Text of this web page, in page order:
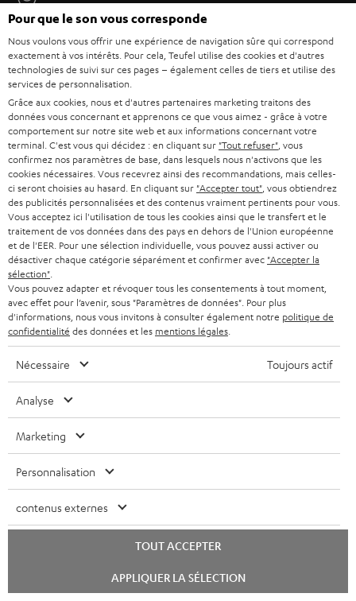
Découvrez nos produits de près et venez au magasin pour
des conseils personnalisés.
JUSQU'À -
45 €
I
n
s
c
r
i
v
e
z
-
v
o
u
s
Choisissez votre bon d'achat !
Inscrivez-vous à la newsletter et recevez jusqu'à
45 € de remise.
EMAIL
WIDGET
Catégories
HOME CINEMA
SYSTEMES COMPLETS HOME CINEMA
Société
ALLEMAGNE
chat
Pour que le son vous corresponde
Nous voulons vous offrir une expérience de navigation sûre qui correspond
exactement à vos intérêts. Pour cela, Teufel utilise des cookies et d'autres
technologies de suivi sur ces pages – également celles de tiers et utilise des
services de personnalisation.
Grâce aux cookies, nous et d'autres partenaires marketing traitons des
données vous concernant et apprenons ce que vous aimez - grâce à votre
comportement sur notre site web et aux informations concernant votre
terminal. C'est vous qui décidez : en cliquant sur "Tout refuser" , vous
confirmez nos paramètres de base, dans lesquels nous n'activons que les
cookies nécessaires. Vous recevrez ainsi des recommandations, mais celles-
ci seront choisies au hasard. En cliquant sur "Accepter tout" , vous obtiendrez
des publicités personnalisées et des contenus vraiment pertinents pour vous.
Vous acceptez ici l'utilisation de tous les cookies ainsi que le transfert et le
traitement de vos données dans des pays en dehors de l'Union européenne
et de l'EER. Pour une sélection individuelle, vous pouvez aussi activer ou
désactiver chaque catégorie séparément et confirmer avec "Accepter la
sélection"
Vous pouvez adapter et révoquer tous les consentements à tout moment,
avec effet pour l’avenir, sous "Paramètres de données". Pour plus
d'informations, nous vous invitons à consulter également notre politique de
confidentialité des données et les mentions légales
Nécessaire Toujours actif
Analyse
Marketing
Personnalisation
contenus externes
TOUT ACCEPTER
APPLIQUER LA SÉLECTION